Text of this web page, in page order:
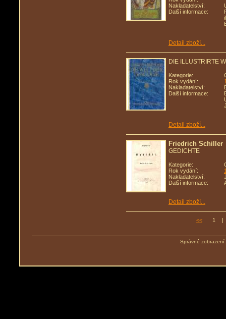
Nakladatelství:
Další informace:
Detail zboží...
DIE ILLUSTRIRTE
Kategorie:
Rok vydání:
Nakladatelství:
Další informace:
Detail zboží...
Friedrich Schiller
GEDICHTE
Kategorie:
Rok vydání:
Nakladatelství:
Další informace:
Detail zboží...
<< 1 |
Správné zobrazení